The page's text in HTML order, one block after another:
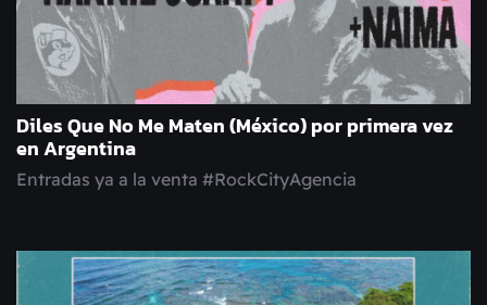
Diles Que No Me Maten (México) por primera vez
en Argentina
Entradas ya a la venta #RockCityAgencia